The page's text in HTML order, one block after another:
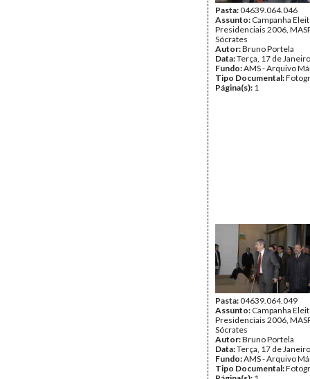
Pasta:04639.064.046
Assunto: Campanha
Presidenciais 2006,
Sócrates
Autor:Bruno Portela
Data:Terça, 17 de
Fundo:AMS - Arquivo
Tipo Documental:
Página(s): 1
Pasta:04639.064.049
Assunto: Campanha
Presidenciais 2006,
Sócrates
Autor:Bruno Portela
Data:Terça, 17 de
Fundo:AMS - Arquivo
Tipo Documental: